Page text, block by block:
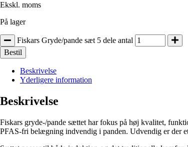
Ekskl. moms
På lager
Fiskars Gryde/pande sæt 5 dele antal
Bestil
Beskrivelse
Yderligere information
Beskrivelse
Fiskars gryde-/pande sættet har fokus på høj kvalitet,
PFAS-fri belægning indvendig i panden. Udvendig er der